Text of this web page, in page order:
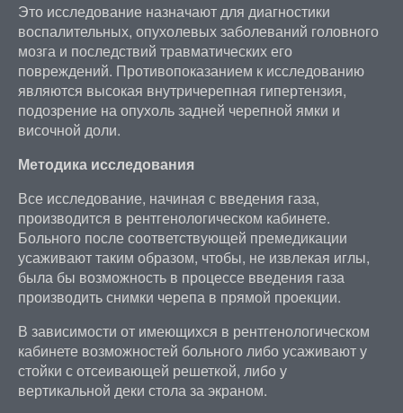
Это исследование назначают для диагностики
воспалительных, опухолевых заболеваний головного
мозга и последствий травматических его
повреждений. Противопоказанием к исследованию
являются высокая внутричерепная гипертензия,
подозрение на опухоль задней черепной ямки и
височной доли.
Методика исследования
Все исследование, начиная с введения газа,
производится в рентгенологическом кабинете.
Больного после соответствующей премедикации
усаживают таким образом, чтобы, не извлекая иглы,
была бы возможность в процессе введения газа
производить снимки черепа в прямой проекции.
В зависимости от имеющихся в рентгенологическом
кабинете возможностей больного либо усаживают у
стойки с отсеивающей решеткой, либо у
вертикальной деки стола за экраном.